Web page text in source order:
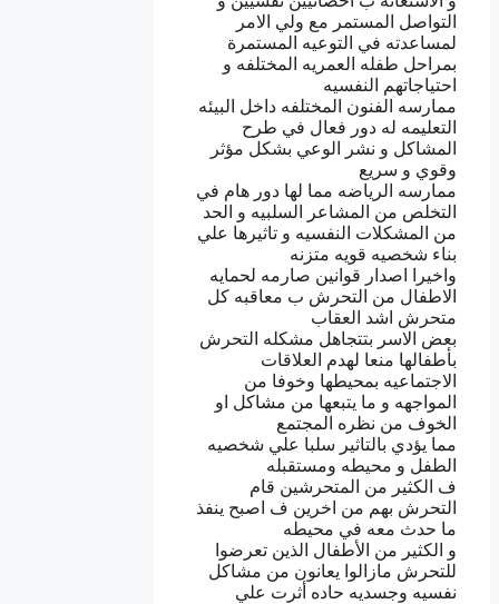
التواصل المستمر مع ولي الامر
لمساعدته في التوعيه المستمرة
بمراحل طفله العمريه المختلفه و
احتياجاتهم النفسيه
ممارسه الفنون المختلفه داخل البيئه
التعليمه له دور فعال في طرح
المشاكل و نشر الوعي بشكل مؤثر
وقوي و سريع
ممارسه الرياضه مما لها دور هام في
التخلص من المشاعر السلبيه و الحد
من المشكلات النفسيه و تاثيرها علي
بناء شخصيه قويه متزنه
واخيرا اصدار قوانين صارمه لحمايه
الاطفال من التحرش ب معاقبه كل
متحرش اشد العقاب
بعض الاسر بتتجاهل مشكله التحرش
بأطفالها منعا لهدم العلاقات
الاجتماعيه بمحيطها وخوفا من
المواجهه و ما يتبعها من مشاكل او
الخوف من نظره المجتمع
مما يؤدي بالتاثير سلبا علي شخصيه
الطفل و محيطه ومستقبله
ف الكثير من المتحرشين قام
التحرش بهم من اخرين ف اصبح ينفذ
ما حدث معه في محيطه
و الكثير من الأطفال الذين تعرضوا
للتحرش مازالوا يعانون من مشاكل
نفسيه وجسديه حاده أثرت علي